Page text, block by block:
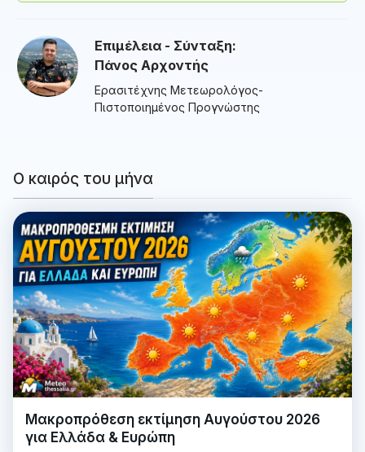
Επιμέλεια - Σύνταξη:
Πάνος Αρχοντής
Ερασιτέχνης Μετεωρολόγος-
Πιστοποιημένος Προγνώστης
Ο καιρός του μήνα
Μακροπρόθεση εκτίμηση Αυγούστου 2026
για Ελλάδα & Ευρώπη